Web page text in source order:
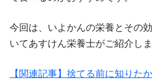
今回は、いよかんの栄養とその
いてあすけん栄養士がご紹介しま
【関連記事】捨てる前に知りた